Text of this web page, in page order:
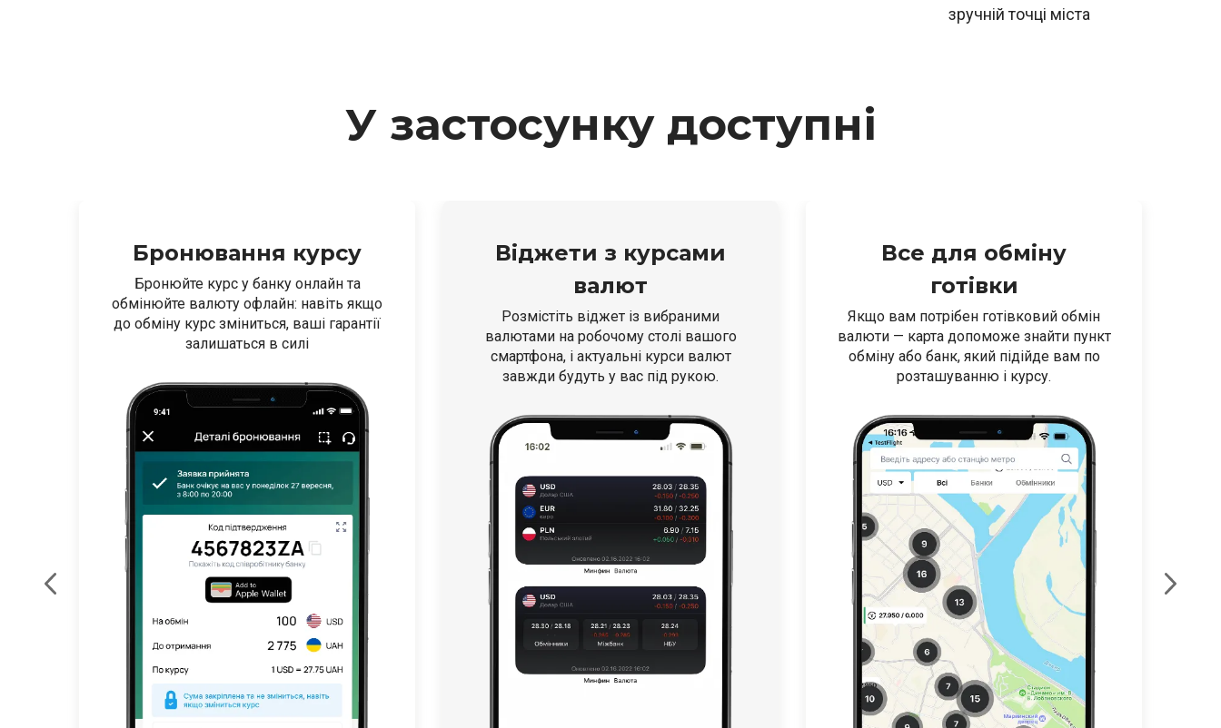
зручній точці міста
У застосунку доступні
Бронювання курсу
Бронюйте курс у банку онлайн та
обмінюйте валюту офлайн: навіть якщо
до обміну курс зміниться, ваші гарантії
залишаться в силі
Віджети з курсами
валют
Розмістіть віджет із вибраними
валютами на робочому столі вашого
смартфона, і актуальні курси валют
завжди будуть у вас під рукою.
Все для обміну
готівки
Якщо вам потрібен готівковий обмін
валюти — карта допоможе знайти пункт
обміну або банк, який підійде вам по
розташуванню і курсу.